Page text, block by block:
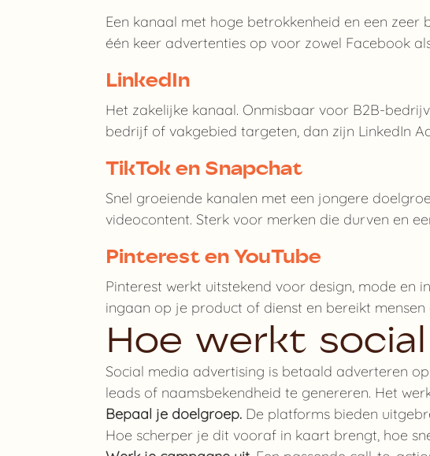
Een kanaal met hoge betrokkenheid en een
één keer advertenties op voor zowel Facebook
LinkedIn
Het zakelijke kanaal. Onmisbaar voor B2B-
bedrijf of vakgebied targeten, dan zijn LinkedIn
TikTok en Snapchat
Snel groeiende kanalen met een jongere
videocontent. Sterk voor merken die durven en
Pinterest en YouTube
Pinterest werkt uitstekend voor design, mode en
ingaan op je product of dienst en bereikt
Hoe werkt
Social media advertising is betaald adverteren
leads of naamsbekendheid te genereren. Het
Bepaal je doelgroep. De platforms bieden
Hoe scherper je dit vooraf in kaart brengt, hoe